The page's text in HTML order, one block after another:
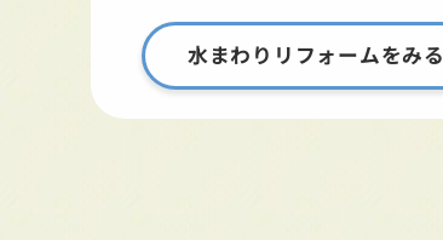
水まわりリフォームをみる